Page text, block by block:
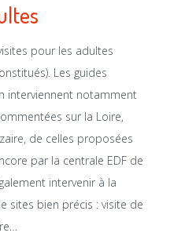
pour les adultes
Les guides
interviennent notamment
sur la Loire,
de celles proposées
par la centrale EDF de
intervenir à la
sites bien précis : visite de